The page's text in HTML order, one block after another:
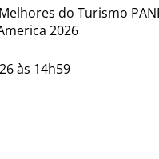
do Turismo
2026
às 14h59